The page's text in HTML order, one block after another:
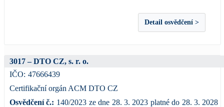
Detail osvědčení >
3017 – DTO CZ, s. r. o.
IČO: 47666439
Certifikační orgán ACM DTO CZ
Osvědčení č.: 140/2023 ze dne 28. 3. 2023 platné do 28. 3. 2028